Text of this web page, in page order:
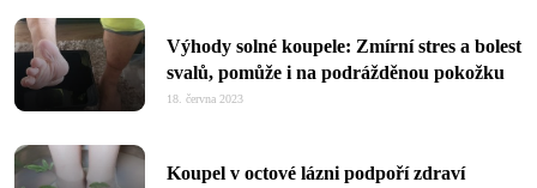
Výhody solné koupele: Zmírní stres a bolest
svalů, pomůže i na podrážděnou pokožku
18. června 2023
Koupel v octové lázni podpoří zdraví